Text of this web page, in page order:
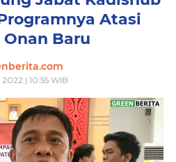
Atasi
Baru
| 10:55 WIB